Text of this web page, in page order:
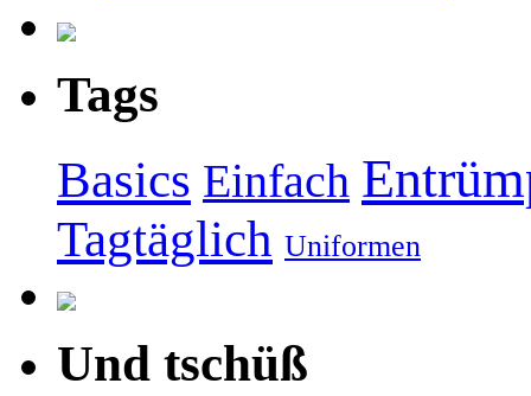
Tags
Basics Einfach
Tagtäglich Uniformen
Und tschüß